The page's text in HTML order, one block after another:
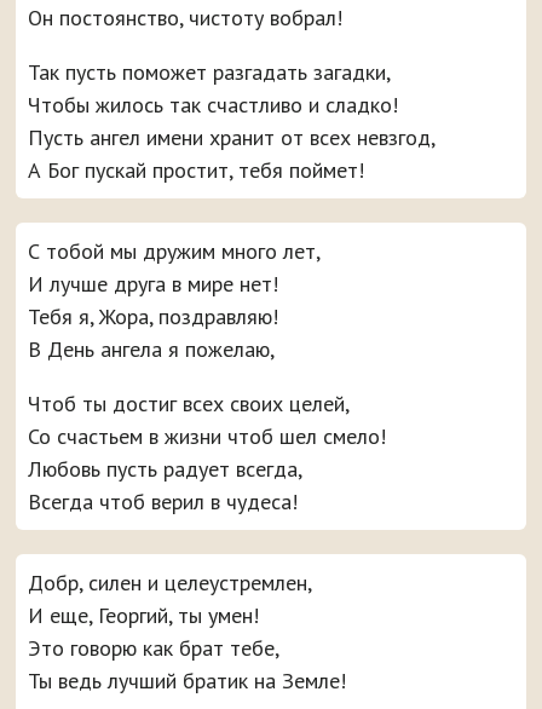
Он постоянство, чистоту вобрал!
Так пусть поможет разгадать загадки,
Чтобы жилось так счастливо и сладко!
Пусть ангел имени хранит от всех невзгод,
А Бог пускай простит, тебя поймет!
С тобой мы дружим много лет,
И лучше друга в мире нет!
Тебя я, Жора, поздравляю!
В День ангела я пожелаю,
Чтоб ты достиг всех своих целей,
Со счастьем в жизни чтоб шел смело!
Любовь пусть радует всегда,
Всегда чтоб верил в чудеса!
Добр, силен и целеустремлен,
И еще, Георгий, ты умен!
Это говорю как брат тебе,
Ты ведь лучший братик на Земле!